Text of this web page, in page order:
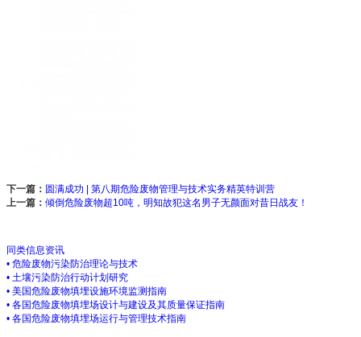
下一篇： 圆满成功 | 第八期危险废物管理与技术实务精英特训营
上一篇： 倾倒危险废物超10吨，明知故犯这名男子无颜面对昔日战友！
同类信息资讯
• 危险废物污染防治理论与技术
• 土壤污染防治行动计划研究
• 美国危险废物填埋设施环境监测指南
• 各国危险废物填埋场设计与建设及其质量保证指南
• 各国危险废物填埋场运行与管理技术指南